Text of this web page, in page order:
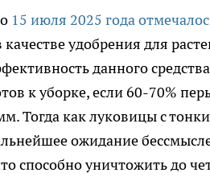
15 июля 2025 года
удобрения для
данного
к уборке, если 60-70%
Тогда как луковицы с
ожидание
способно уничтожить до